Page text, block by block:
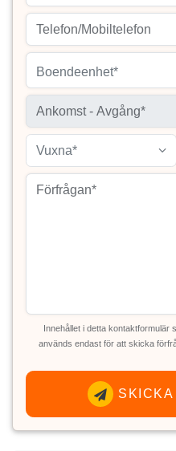
Boendeenhet*
Vuxna*
Innehållet i detta kontaktformulär
används endast för att skicka
SKICKA